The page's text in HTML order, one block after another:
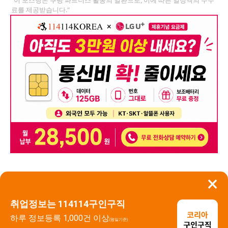
×
취업정보는 114114구인구직
하루 정보등록 1,000건 이상(평일기준)
료를 제공받습니다."